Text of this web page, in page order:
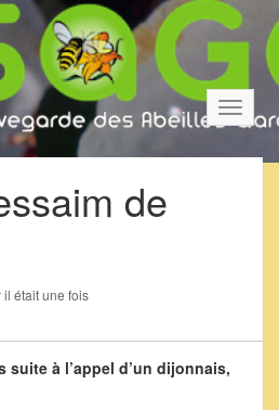
la
de
il était une fois
suite à l’appel d’un dijonnais,